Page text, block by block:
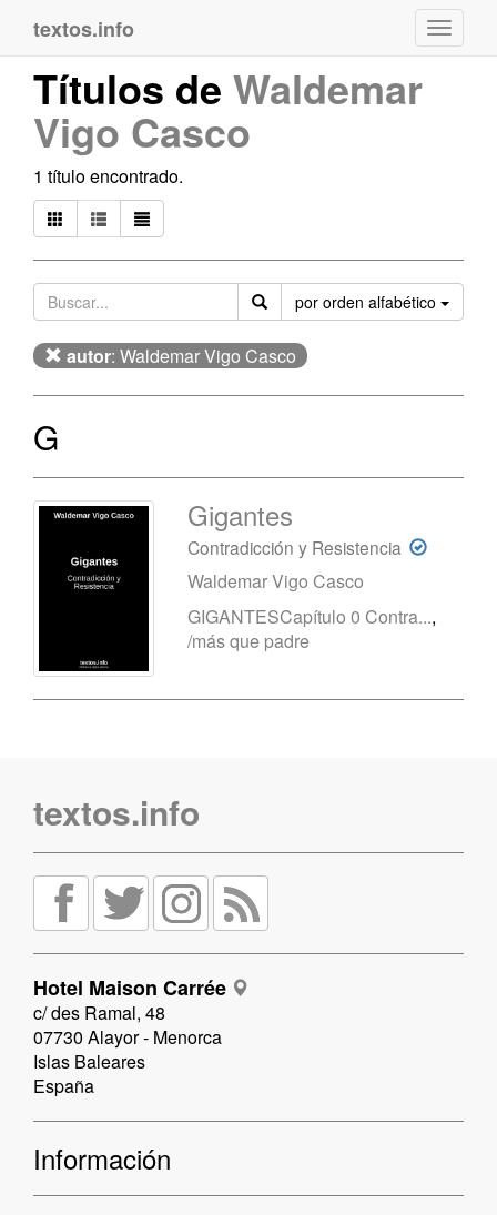
textos.info
Títulos de Waldemar
Vigo Casco
1 título encontrado.
por orden alfabético
autor: Waldemar Vigo Casco
G
Gigantes
Contradicción y Resistencia
Waldemar Vigo Casco
GIGANTESCapítulo 0 Contra...,
/más que padre
textos.info
Hotel Maison Carrée
c/ des Ramal, 48
07730 Alayor - Menorca
Islas Baleares
España
Información